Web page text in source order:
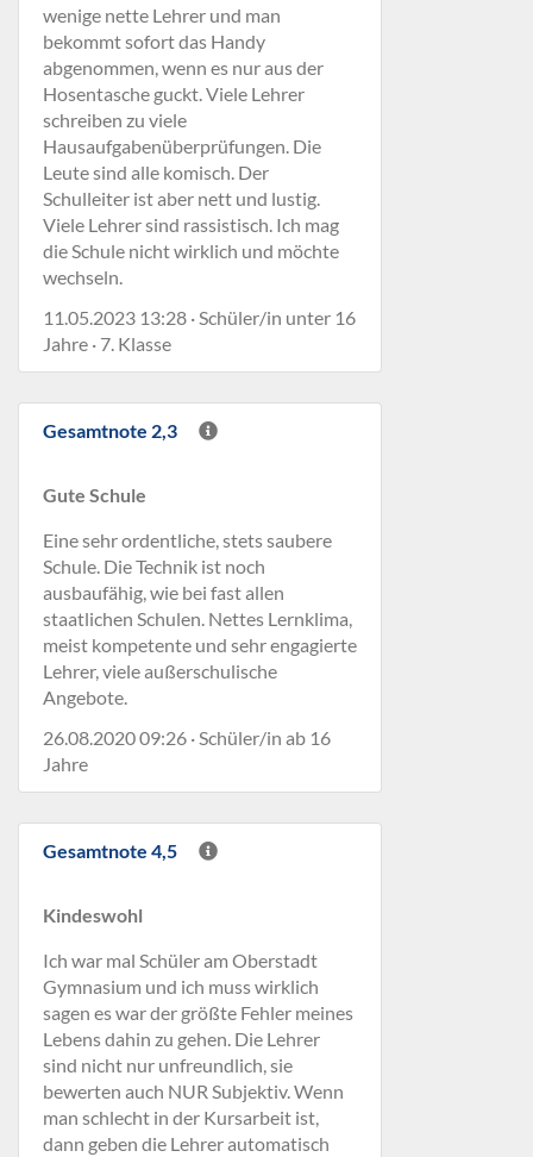
wenige nette Lehrer und man
bekommt sofort das Handy
abgenommen, wenn es nur aus der
Hosentasche guckt. Viele Lehrer
schreiben zu viele
Hausaufgabenüberprüfungen. Die
Leute sind alle komisch. Der
Schulleiter ist aber nett und lustig.
Viele Lehrer sind rassistisch. Ich mag
die Schule nicht wirklich und möchte
wechseln.
11.05.2023 13:28 · Schüler/in unter 16
Jahre · 7. Klasse
Gesamtnote 2,3
Gute Schule
Eine sehr ordentliche, stets saubere
Schule. Die Technik ist noch
ausbaufähig, wie bei fast allen
staatlichen Schulen. Nettes Lernklima,
meist kompetente und sehr engagierte
Lehrer, viele außerschulische
Angebote.
26.08.2020 09:26 · Schüler/in ab 16
Jahre
Gesamtnote 4,5
Kindeswohl
Ich war mal Schüler am Oberstadt
Gymnasium und ich muss wirklich
sagen es war der größte Fehler meines
Lebens dahin zu gehen. Die Lehrer
sind nicht nur unfreundlich, sie
bewerten auch NUR Subjektiv. Wenn
man schlecht in der Kursarbeit ist,
dann geben die Lehrer automatisch